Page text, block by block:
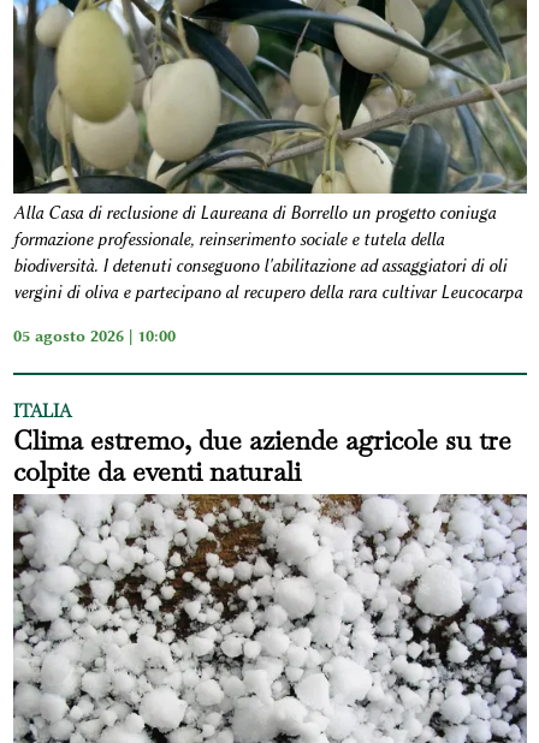
Alla Casa di reclusione di Laureana di Borrello un progetto coniuga
formazione professionale, reinserimento sociale e tutela della
biodiversità. I detenuti conseguono l'abilitazione ad assaggiatori di oli
vergini di oliva e partecipano al recupero della rara cultivar Leucocarpa
05 agosto 2026 | 10:00
ITALIA
Clima estremo, due aziende agricole su tre
colpite da eventi naturali